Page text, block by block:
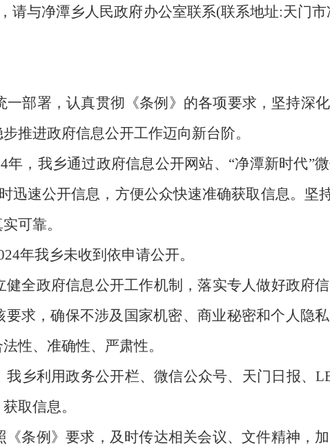
请与净潭乡人民政府办公室联系(联系地址:天门
一部署，认真贯彻《条例》的各项要求，坚持深
步推进政府信息公开工作迈向新台阶。
年，我乡通过政府信息公开网站、“净潭新时代”
迅速公开信息，方便公众快速准确获取信息。坚
可靠。
4年我乡未收到依申请公开。
健全政府信息公开工作机制，落实专人做好政府
求，确保不涉及国家机密、商业秘密和个人隐
性、准确性、严肃性。
我乡利用政务公开栏、微信公众号、天门日报、
取信息。
《条例》要求，及时传达相关会议、文件精神，